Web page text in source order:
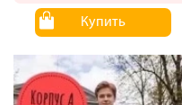
Купить